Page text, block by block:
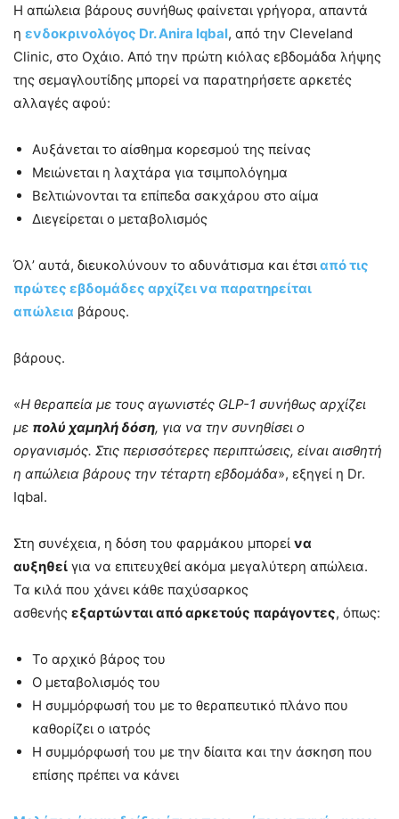
Η απώλεια βάρους συνήθως φαίνεται γρήγορα, απαντά
η ενδοκρινολόγος Dr. Anira Iqbal, από την Cleveland
Clinic, στο Οχάιο. Από την πρώτη κιόλας εβδομάδα λήψης
της σεμαγλουτίδης μπορεί να παρατηρήσετε αρκετές
αλλαγές αφού:
Αυξάνεται το αίσθημα κορεσμού της πείνας
Μειώνεται η λαχτάρα για τσιμπολόγημα
Βελτιώνονται τα επίπεδα σακχάρου στο αίμα
Διεγείρεται ο μεταβολισμός
Όλ’ αυτά, διευκολύνουν το αδυνάτισμα και έτσιαπό τις
πρώτες εβδομάδες αρχίζει να παρατηρείται
απώλεια βάρους.
βάρους.
«Η θεραπεία με τους αγωνιστές GLP-1 συνήθως αρχίζει
με πολύ χαμηλή δόση, για να την συνηθίσει ο
οργανισμός. Στις περισσότερες περιπτώσεις, είναι αισθητή
η απώλεια βάρους την τέταρτη εβδομάδα», εξηγεί η Dr.
Iqbal.
Στη συνέχεια, η δόση του φαρμάκου μπορεί να
αυξηθεί για να επιτευχθεί ακόμα μεγαλύτερη απώλεια.
Τα κιλά που χάνει κάθε παχύσαρκος
ασθενής εξαρτώνται από αρκετούς παράγοντες, όπως:
Το αρχικό βάρος του
Ο μεταβολισμός του
Η συμμόρφωσή του με το θεραπευτικό πλάνο που
καθορίζει ο ιατρός
Η συμμόρφωσή του με την δίαιτα και την άσκηση που
επίσης πρέπει να κάνει